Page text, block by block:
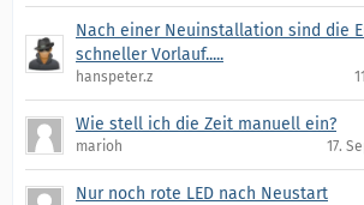
Nach einer Neuinstallation sind die
schneller Vorlauf.....
hanspeter.z
Wie stell ich die Zeit manuell ein?
marioh
17.
Nur noch rote LED nach Neustart